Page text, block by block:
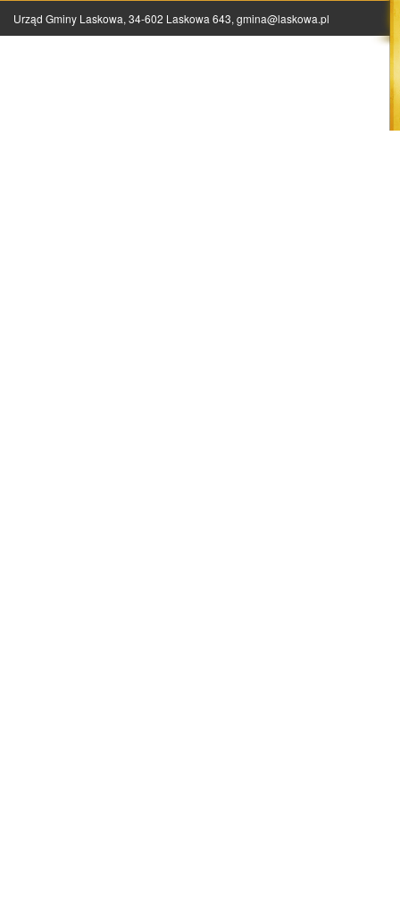
Urząd Gminy Laskowa, 34-602 Laskowa 643, gmina@laskowa.pl